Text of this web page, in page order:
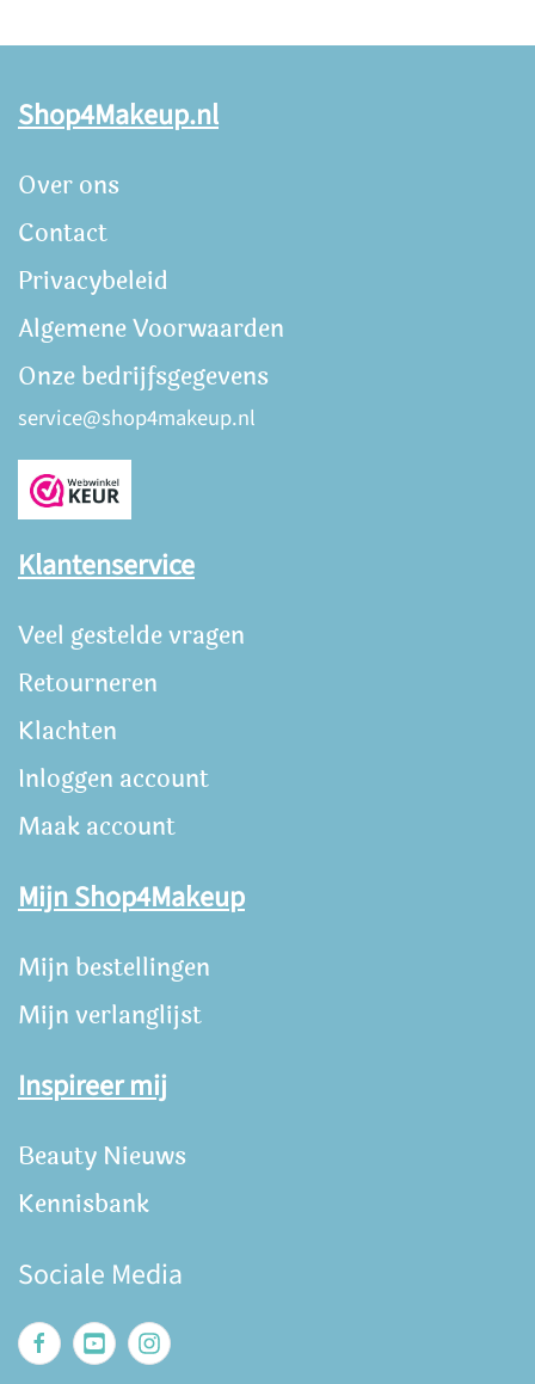
Shop4Makeup.nl
Over ons
Contact
Privacybeleid
Algemene Voorwaarden
Onze bedrijfsgegevens
service@shop4makeup.nl
Klantenservice
Veel gestelde vragen
Retourneren
Klachten
Inloggen account
Maak account
Mijn Shop4Makeup
Mijn bestellingen
Mijn verlanglijst
Inspireer mij
Beauty Nieuws
Kennisbank
Sociale Media